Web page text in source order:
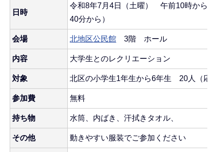
日時
令和8年7月4日（土曜） 午前10時から
40分から）
会場 北地区公民館 3階 ホール
内容 大学生とのレクリエーション
対象 北区の小学生1年生から6年生 20人（応
参加費 無料
持ち物 水筒、内ばき、汗拭きタオル、
その他 動きやすい服装でご参加ください